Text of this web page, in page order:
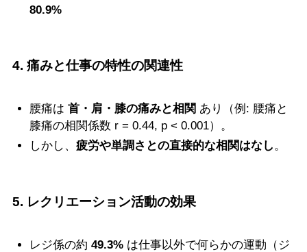
80.9%
4. 痛みと仕事の特性の関連性
腰痛は首・肩・膝の痛みと相関 あり（例: 腰痛と
膝痛の相関係数 r = 0.44, p < 0.001）。
しかし、疲労や単調さとの直接的な相関はなし。
5. レクリエーション活動の効果
レジ係の約49.3% は仕事以外で何らかの運動（ジ